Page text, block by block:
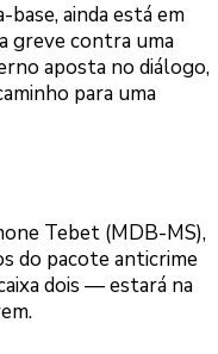
ainda está em
greve contra uma
aposta no diálogo,
para uma
Tebet (MDB-MS),
do pacote anticrime
dois — estará na